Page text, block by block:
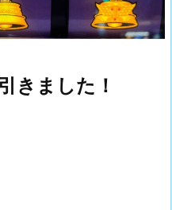
きました！